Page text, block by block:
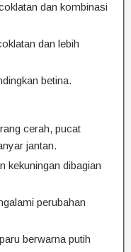
dan kombinasi
dan lebih
betina.
cerah, pucat
jantan.
kekuningan dibagian
perubahan
berwarna putih